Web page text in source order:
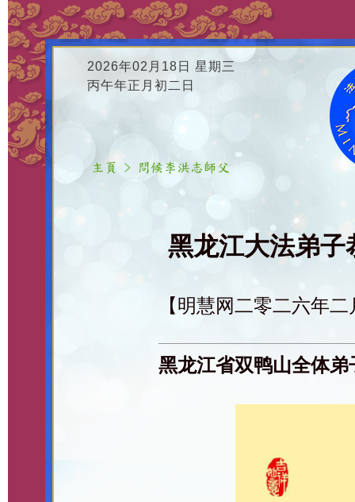
2026年02月18日 星期三
丙午年正月初二日
黑龙江大法弟
【明慧网二零二六年
黑龙江省双鸭山全体